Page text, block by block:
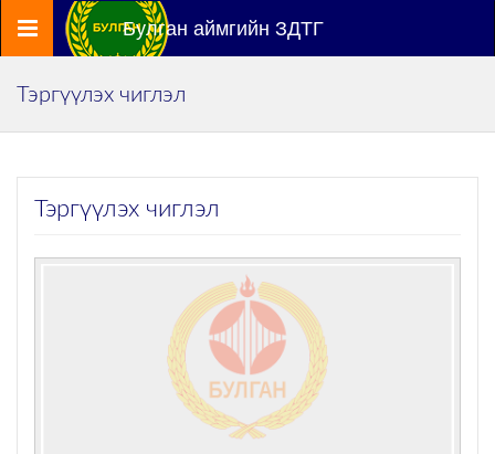
Цэс Булган аймгийн ЗДТГ
Тэргүүлэх чиглэл
Тэргүүлэх чиглэл